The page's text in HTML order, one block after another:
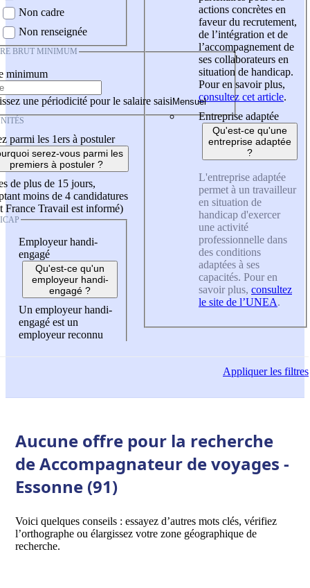
Non cadre
Non renseignée
BRUT MINIMUM
minimum
une périodicité pour le salaire saisi
parmi les 1ers à postuler
serez-vous parmi les
premiers à postuler ?
de plus de 15 jours,
moins de 4 candidatures
France Travail est informé)
Employeur handi-
engagé
Qu'est-ce qu'un
employeur handi-
engagé ?
Un employeur handi-
engagé est un
employeur reconnu
actions concrètes en
faveur du recrutement,
de l’intégration et de
l’accompagnement de
ses collaborateurs en
situation de handicap.
Pour en savoir plus,
consultez cet article.
Entreprise adaptée
Qu'est-ce qu'une
entreprise adaptée
?
L'entreprise adaptée
permet à un travailleur
en situation de
handicap d'exercer
une activité
professionnelle dans
des conditions
adaptées à ses
capacités. Pour en
savoir plus, consultez
le site de l’UNEA.
Appliquerles filtres
Aucune offre pour la recherche
de Accompagnateur de voyages -
Essonne (91)
Voici quelques conseils : essayez d’autres mots clés, vérifiez
l’orthographe ou élargissez votre zone géographique de
recherche.